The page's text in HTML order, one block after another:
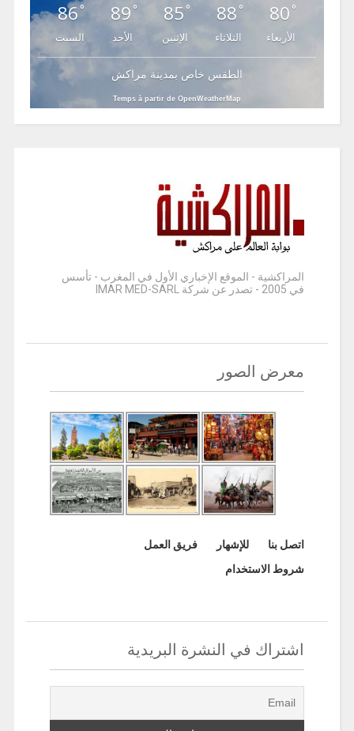
86°
السبت
89 °
الأحد
85°
الإثنين
88 °
الثلاثاء
80 °
الأربعاء
الطقس خاص بمدينة مراكش
Temps à partir de OpenWeatherMap
المراكشية - الموقع الإخباري الأول في المغرب - تأسس
في 2005 - تصدر عن شركة IMAR MED-SARL
معرض الصور
اتصل بنا للإشهار
فريق العمل
شروط الاستخدام
اشتراك في النشرة البريدية